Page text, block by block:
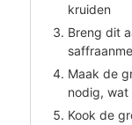
kruiden
Breng dit
Maak de
nodig, wat
Kook de